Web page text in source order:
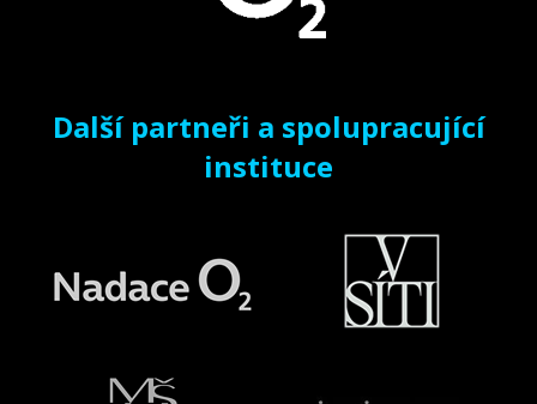
Další partneři a spolupracující
instituce